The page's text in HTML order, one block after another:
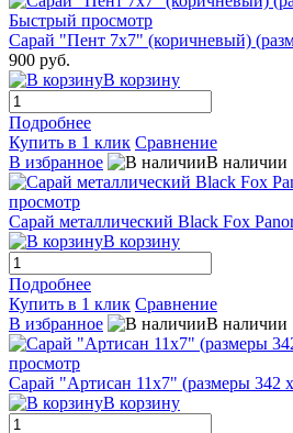
Быстрый просмотр
Сарай "Пент 7х7" (коричневый)
900 руб.
В корзину
Подробнее
Купить в 1 клик Сравнение
В избранное
В наличии
просмотр
Сарай металлический Black Fox
В корзину
Подробнее
Купить в 1 клик Сравнение
В избранное
В наличии
просмотр
Сарай "Артисан 11х7" (размеры 342
В корзину